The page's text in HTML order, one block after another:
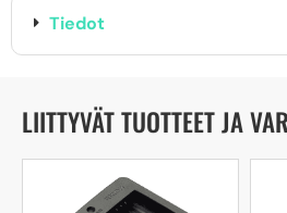
Tiedot
LIITTYVÄT TUOTTEET JA